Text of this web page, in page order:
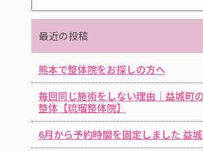
最近の投稿
熊本で整体院をお探しの方へ
毎回同じ施術をしない理由｜益城町
整体【琉瑠整体院】
6月から予約時間を固定しました 益